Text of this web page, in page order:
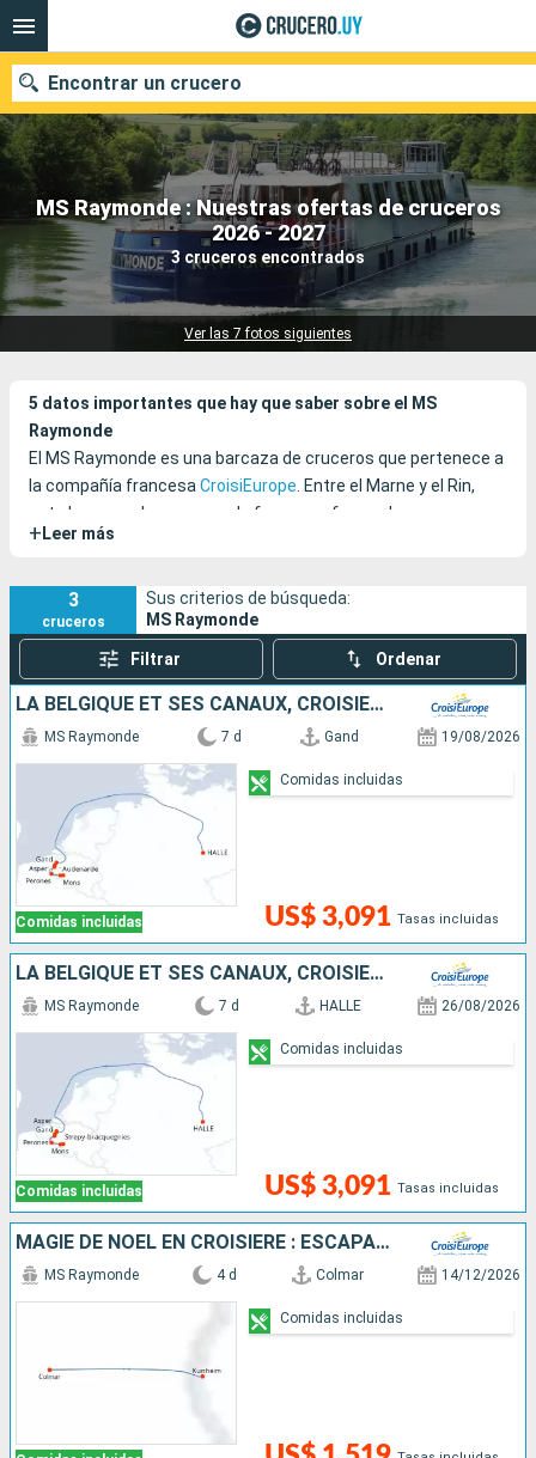
MS Raymonde : Nuestras ofertas de cruceros
2026 - 2027
3 cruceros encontrados
Ver las 7 fotos siguientes
Encontrar un crucero
Nuestros destinos
Fecha de salida
5 datos importantes que hay que saber sobre el MS
Raymonde
El MS Raymonde es una barcaza de cruceros que pertenece a
la compañía francesaCroisiEurope. Entre el Marne y el Rin,
esta hermosa barcaza azul ofrece una forma de crucero muy
íntima e ideal para descubrir los tesoros de la tranquila y
+ Leer más
3
cruceros
Sus criterios de búsqueda:
MS Raymonde
Filtrar Ordenar
LA BELGIQUE ET SES CANAUX, CROISIÈRE À LA RENCONTRE DE L'ART, DU PATRIMOINE ET DES SAVEURS (PORT-PORT)
Comidas incluidas
MS Raymonde 7 d Gand 19/08/2026
US$ 3,091 Tasas incluidas
Comidas incluidas
LA BELGIQUE ET SES CANAUX, CROISIÈRE À LA RENCONTRE DE L'ART, DU PATRIMOINE ET DES SAVEURS (PORT/PORT)
Comidas incluidas
MS Raymonde 7 d HALLE 26/08/2026
US$ 3,091 Tasas incluidas
Comidas incluidas
MAGIE DE NOËL EN CROISIÈRE : ESCAPADE FÉÉRIQUE ENTRE GAND ET BRUGES
MS Raymonde 4 d Colmar 14/12/2026
Comidas incluidas